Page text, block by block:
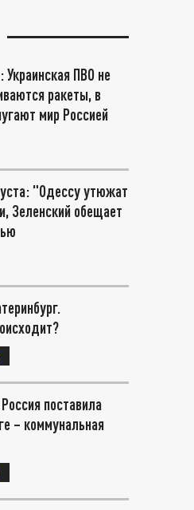
Украинская ПВО не
ракеты, в
мир Россией
"Одессу утюжат
Зеленский обещает
поставила
– коммунальная